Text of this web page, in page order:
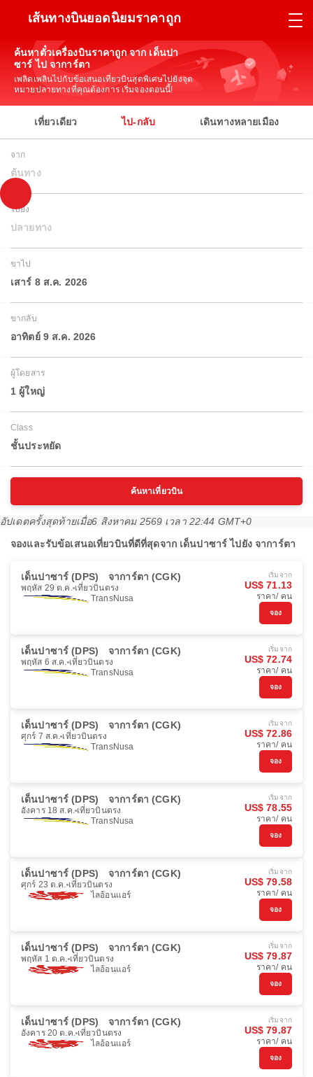
เส้นทางบินยอดนิยมราคาถูก
ค้นหาตั๋วเครื่องบินราคาถูก จาก เด็นปา
ซาร์ ไป จาการ์ตา
เพลิดเพลินไปกับข้อเสนอเที่ยวบินสุดพิเศษไปยังจุด
หมายปลายทางที่คุณต้องการ เริ่มจองตอนนี้!
เที่ยวเดียว ไป-กลับ เดินทางหลายเมือง
จาก
ต้นทาง
ไปยัง
ปลายทาง
ขาไป
เสาร์ 8 ส.ค. 2026
ขากลับ
อาทิตย์ 9 ส.ค. 2026
ผู้โดยสาร
1 ผู้ใหญ่
Class
ชั้นประหยัด
ค้นหาเที่ยวบิน
อัปเดตครั้งสุดท้ายเมื่อ6 สิงหาคม 2569 เวลา 22:44 GMT+0
จองและรับข้อเสนอเที่ยวบินที่ดีที่สุดจาก เด็นปาซาร์ ไปยัง จาการ์ตา
เด็นปาซาร์ (DPS) จาการ์ตา (CGK)
พฤหัส 29 ต.ค. เที่ยวบินตรง
TransNusa
เริ่มจาก
US$ 71.13
ราคา/ คน
จอง
เด็นปาซาร์ (DPS) จาการ์ตา (CGK)
พฤหัส 6 ส.ค. เที่ยวบินตรง
TransNusa
เริ่มจาก
US$ 72.74
ราคา/ คน
จอง
เด็นปาซาร์ (DPS) จาการ์ตา (CGK)
ศุกร์ 7 ส.ค. เที่ยวบินตรง
TransNusa
เริ่มจาก
US$ 72.86
ราคา/ คน
จอง
เด็นปาซาร์ (DPS) จาการ์ตา (CGK)
อังคาร 18 ส.ค. เที่ยวบินตรง
TransNusa
เริ่มจาก
US$ 78.55
ราคา/ คน
จอง
เด็นปาซาร์ (DPS) จาการ์ตา (CGK)
ศุกร์ 23 ต.ค. เที่ยวบินตรง
ไลอ้อนแอร์
เริ่มจาก
US$ 79.58
ราคา/ คน
จอง
เด็นปาซาร์ (DPS) จาการ์ตา (CGK)
พฤหัส 1 ต.ค. เที่ยวบินตรง
ไลอ้อนแอร์
เริ่มจาก
US$ 79.87
ราคา/ คน
จอง
เด็นปาซาร์ (DPS) จาการ์ตา (CGK)
อังคาร 20 ต.ค. เที่ยวบินตรง
ไลอ้อนแอร์
เริ่มจาก
US$ 79.87
ราคา/ คน
จอง